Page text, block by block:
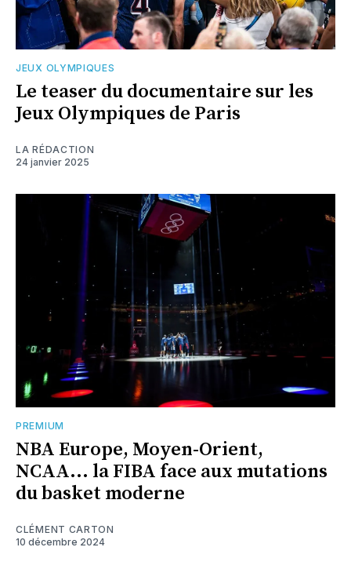
JEUX OLYMPIQUES
Le teaser du documentaire sur les
Jeux Olympiques de Paris
LA RÉDACTION
24 janvier 2025
PREMIUM
NBA Europe, Moyen-Orient,
NCAA... la FIBA face aux mutations
du basket moderne
CLÉMENT CARTON
10 décembre 2024